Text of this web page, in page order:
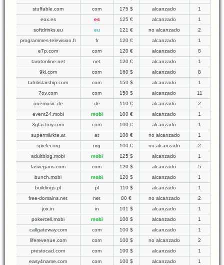
stuffable.com
com 175 $ alcanzado
1
eox.es
es 125 € alcanzado
1
softdrinks.eu
eu 121 € no alcanzado
2
programmes-television.fr
fr 120 € alcanzado
1
e7p.com
com 120 € alcanzado
8
tarotonline.net
net 120 € alcanzado
1
9kl.com
com 160 $ alcanzado
8
tahitistarship.com
com 150 $ alcanzado
1
7ov.com
com 150 $ alcanzado
11
onemusic.de
de 110 € alcanzado
2
event24.mobi
mobi 100 € alcanzado
1
3gfactory.com
com 100 € alcanzado
1
supermärkte.at
at 100 € no alcanzado
1
spieler.org
org 100 € no alcanzado
2
adultblog.mobi
mobi 125 $ alcanzado
1
lasvegans.com
com 120 $ alcanzado
5
bunch.mobi
mobi 120 $ alcanzado
1
buildings.pl
pl 110 $ alcanzado
1
free-domains.net
net 80 € no alcanzado
2
jox.in
in 101 $ alcanzado
1
pokercell.mobi
mobi 100 $ alcanzado
1
callgateway.com
com 100 $ alcanzado
1
liferevenue.com
com 100 $ no alcanzado
2
prestocad.com
com 100 $ alcanzado
1
easy4name.com
com 100 $ alcanzado
1